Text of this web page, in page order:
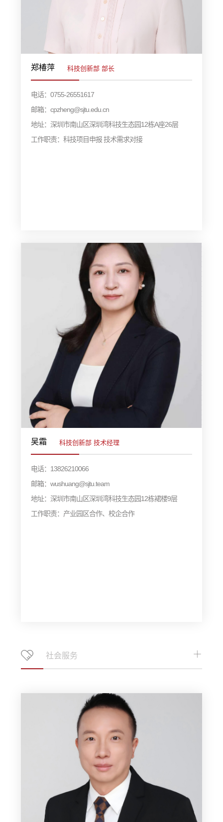
郑椿萍 科技创新部 部长
电话：0755-26551617
邮箱：cpzheng@sjtu.edu.cn
地址：深圳市南山区深圳湾科技生态园12栋A座26层
工作职责：科技项目申报 技术需求对接
吴霜 科技创新部 技术经理
电话：13826210066
邮箱：wushuang@sjtu.team
地址：深圳市南山区深圳湾科技生态园12栋裙楼9层
工作职责：产业园区合作、校企合作
社会服务